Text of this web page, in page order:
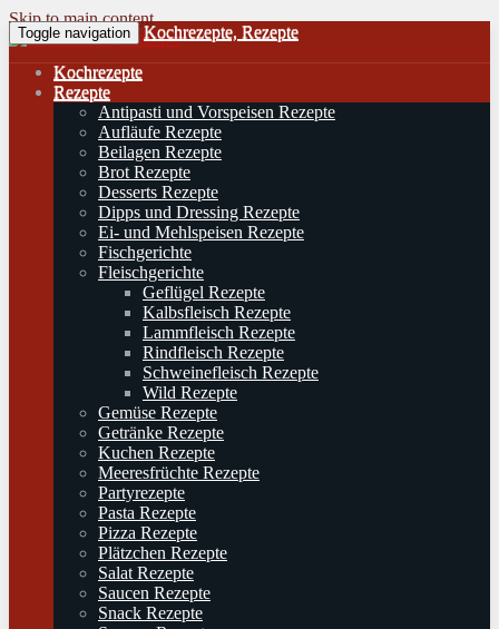
Skip to main content
Toggle navigation Kochrezepte, Rezepte
Kochrezepte
Rezepte
Antipasti und Vorspeisen Rezepte
Aufläufe Rezepte
Beilagen Rezepte
Brot Rezepte
Desserts Rezepte
Dipps und Dressing Rezepte
Ei- und Mehlspeisen Rezepte
Fischgerichte
Fleischgerichte
Geflügel Rezepte
Kalbsfleisch Rezepte
Lammfleisch Rezepte
Rindfleisch Rezepte
Schweinefleisch Rezepte
Wild Rezepte
Gemüse Rezepte
Getränke Rezepte
Kuchen Rezepte
Meeresfrüchte Rezepte
Partyrezepte
Pasta Rezepte
Pizza Rezepte
Plätzchen Rezepte
Salat Rezepte
Saucen Rezepte
Snack Rezepte